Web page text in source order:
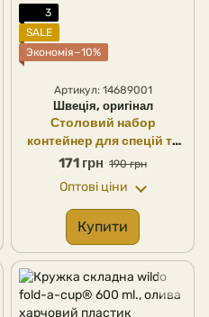
3
SALE
Экономія−10%
Артикул: 14689001
Швеція, оригінал
Столовий набор
контейнер для спецій та
солі wildo комбі.
оригінал Швеція
171 грн 190 грн
Оптові ціни
Купити